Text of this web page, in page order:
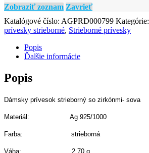
Zobraziť zoznam Zavrieť
Katalógové číslo: AGPRD000799 Kategórie:
prívesky strieborné, Strieborné prívesky
Popis
Ďalšie informácie
Popis
Dámsky prívesok strieborný so zirkónmi- sova
Materiál: Ag 925/1000
Farba: strieborná
Váha: 2,70 g